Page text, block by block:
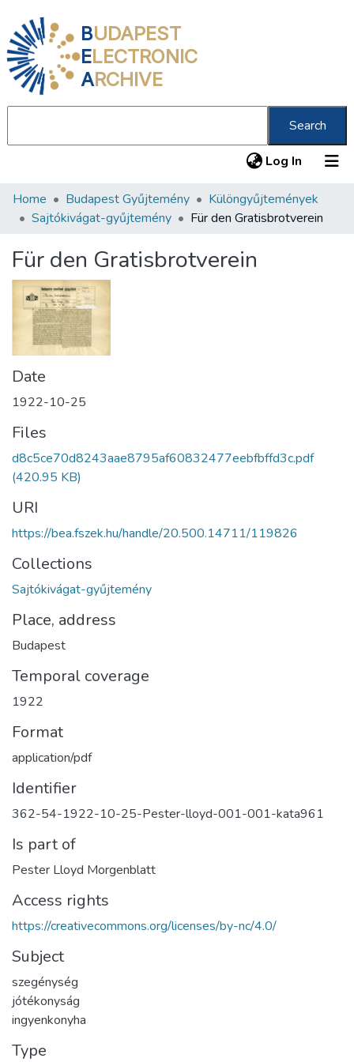
BUDAPEST
ELECTRONIC
ARCHIVE
Search
Log In (current)
Communities & Collections
Statistics
About us
Home Budapest Gyűjtemény
Különgyűjtemények
Sajtókivágat-gyűjtemény
Für den Gratisbrotverein
Für den Gratisbrotverein
Date
1922-10-25
Files
d8c5ce70d8243aae8795af60832477eebfbffd3c.pdf
(420.95 KB)
URI
https://bea.fszek.hu/handle/20.500.14711/119826
Collections
Sajtókivágat-gyűjtemény
Place, address
Budapest
Temporal coverage
1922
Format
application/pdf
Identifier
362-54-1922-10-25-Pester-lloyd-001-001-kata961
Is part of
Pester Lloyd Morgenblatt
Access rights
https://creativecommons.org/licenses/by-nc/4.0/
Subject
szegénység
jótékonyság
ingyenkonyha
Type